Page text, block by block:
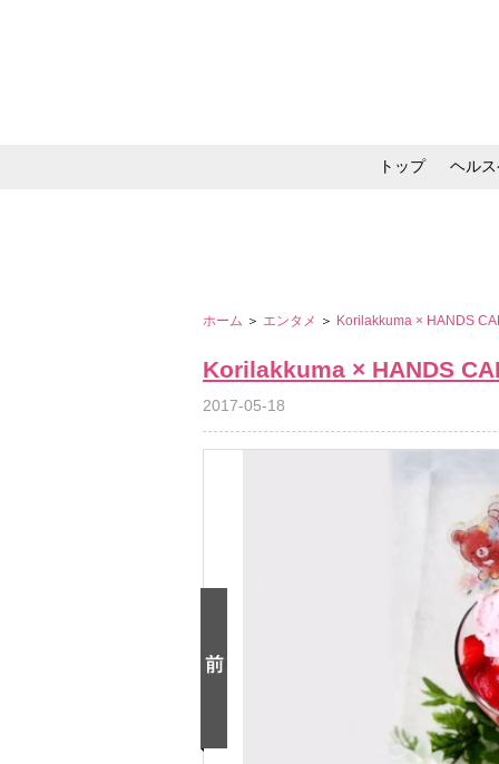
トップ ヘル
ホーム ＞ エンタメ ＞ Korilakkuma × HANDS
Korilakkuma × HANDS
2017-05-18